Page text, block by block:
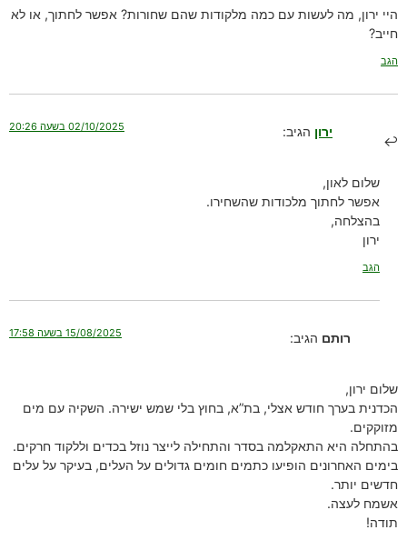
היי ירון, מה לעשות עם כמה מלקודות שהם שחורות? אפשר לחתוך, או לא
חייב?
הגב
ירון הגיב: 02/10/2025 בשעה 20:26
שלום לאון,
אפשר לחתוך מלכודות שהשחירו.
בהצלחה,
ירון
הגב
רותם הגיב: 15/08/2025 בשעה 17:58
שלום ירון,
הכדנית בערך חודש אצלי, בת”א, בחוץ בלי שמש ישירה. השקיה עם מים
מזוקקים.
בהתחלה היא התאקלמה בסדר והתחילה לייצר נוזל בכדים וללקוד חרקים.
בימים האחרונים הופיעו כתמים חומים גדולים על העלים, בעיקר על עלים
חדשים יותר.
אשמח לעצה.
תודה!